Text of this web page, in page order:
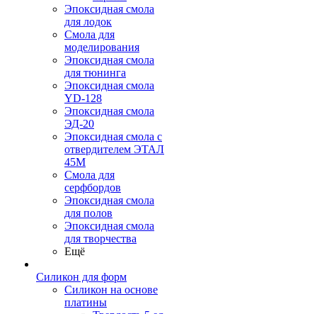
Эпоксидная смола
для лодок
Смола для
моделирования
Эпоксидная смола
для тюнинга
Эпоксидная смола
YD-128
Эпоксидная смола
ЭД-20
Эпоксидная смола с
отвердителем ЭТАЛ
45М
Смола для
серфбордов
Эпоксидная смола
для полов
Эпоксидная смола
для творчества
Ещё
Силикон для форм
Силикон на основе
платины